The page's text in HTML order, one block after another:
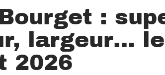
:
largeur…
2026